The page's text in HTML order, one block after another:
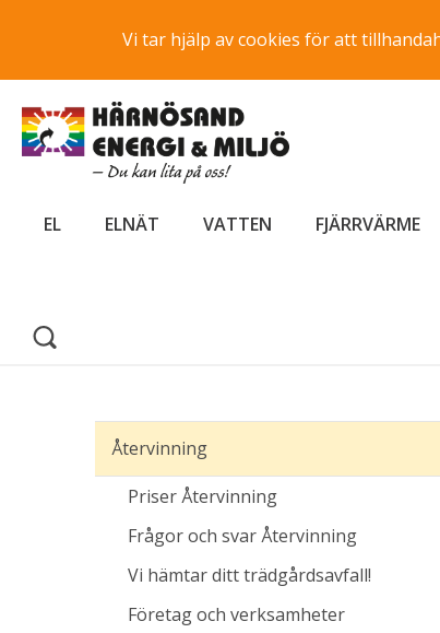
Vi tar hjälp av cookies för att
EL ELNÄT VATTEN FJÄRRVÄRME
Återvinning
Priser Återvinning
Frågor och svar Återvinning
Vi hämtar ditt trädgårdsavfall!
Företag och verksamheter